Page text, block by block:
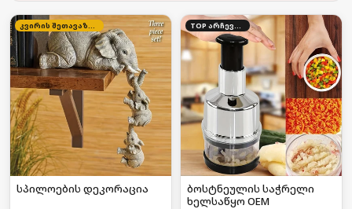
კვირის შეთავაზება
სპილოების დეკორაცია
TOP არჩევანი
ბოსტნეულის საჭრელი
ხელსაწყო OEM